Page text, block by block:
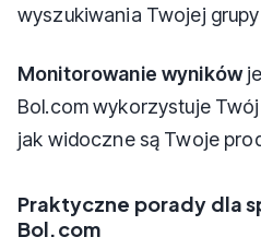
wyszukiwania Twojej
Monitorowanie wyników
Bol.com wykorzystuje
jak widoczne są Twoje
Praktyczne porady dla
Bol.com